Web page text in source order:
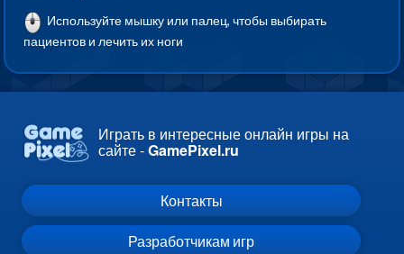
Используйте мышку или палец, чтобы выбирать
пациентов и лечить их ноги
Играть в интересные онлайн игры на
сайте -GamePixel.ru
Контакты
Разработчикам игр